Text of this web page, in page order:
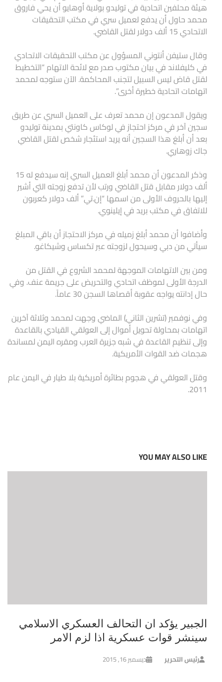
هيئة محلفين اتحادية في توليدو بولاية أوهايو أن يحي فاروق
محمد حاول أن يدفع لعميل سري في مكتب التحقيقات
الاتحادي 15 ألف دولار لقتل القاضي.
وقال ستيفن أنتوني المسؤول عن مكتب التحقيقات الاتحادي
في كليفلاند في بيان مكتوب صدر مع لائحة الاتهام “التخطيط
لقتل قاض ليس السبيل لتجنب المحاكمة. الآن ستوجه لمحمد
اتهامات اتحادية خطيرة أخرى”.
ويقول المدعون إن محمد تعرف على العميل السري عن طريق
سجين آخر في مركز احتجاز في لوكاس كاونتي بمدينة توليدو
بعد أن أبلغ هذا السجين أنه يريد استئجار شخص لقتل القاضي
جاك زوهاري.
وذكر المدعون أن محمد أبلغ العميل السري إنه سيدفع له 15
ألف دولار مقابل قتل القاضي ورتب لأن تدفع زوجته التي أشير
إليها بالحروف الأولى من اسمها “إن.تي” ألف دولار كعربون
للاتفاق في مكتب بريد في إيلينوي.
وأضافوا أن محمد أبلغ زميله في مركز الاحتجاز أن باقي المبلغ
سيأتي من دبي وسيحول لزوجته عبر تكساس وشيكاغو.
ومن بين الاتهامات الموجهة لمحمد الشروع في القتل من
الدرجة الأولى لموظف اتحادي والتحريض على جريمة عنف. وفي
حال إدانته يواجه عقوبة أقصاها السجن 30 عاماً.
وفي نوفمبر (تشرين الثاني) الماضي وجهت لمحمد وثلاثة آخرين
اتهامات بمحاولة تحويل أموال إلى العولقي القيادي بالقاعدة
وإلى تنظيم القاعدة في شبه جزيرة العرب ومقره اليمن لمساندة
هجمات ضد القوات الأمريكية.
وقتل العولقي في هجوم بطائرة أمريكية بلا طيار في اليمن عام
2011.
YOU MAY ALSO LIKE
الجبير يؤكد ان التحالف العسكري الاسلامي
سينشر قوات عسكرية اذا لزم الامر
رئيس التحرير ديسمبر 16, 2015